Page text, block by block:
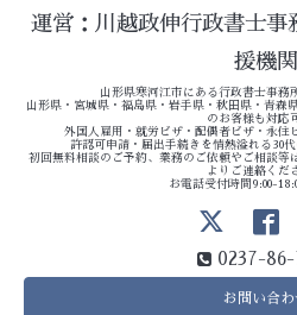
運営：川越政伸行政書士事
援機関
山形県寒河江市にある行政書士事務
山形県・宮城県・福島県・岩手県・秋田県・青森
のお客様も対応
外国人雇用・就労ビザ・配偶者ビザ・永住
許認可申請・届出手続きを情熱溢れる30
初回無料相談のご予約、業務のご依頼やご相談等
よりご連絡くだ
お電話受付時間9:00-
0237-86-
お問い合わ